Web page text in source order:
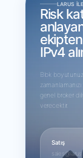
LARUS
Risk
IPv4
Blok
genel broker
verecektir.
Satış